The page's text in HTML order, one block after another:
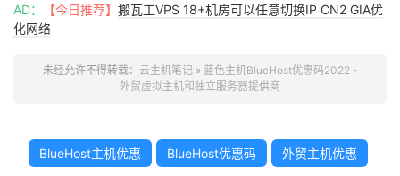
AD： 【今日推荐】 搬瓦工VPS 18+机房可以任意切换IP CN2 GIA优
化网络
未经允许不得转载： 云主机笔记» 蓝色主机BlueHost优惠码2022 -
外贸虚拟主机和独立服务器提供商
BlueHost主机优惠 BlueHost优惠码 外贸主机优惠